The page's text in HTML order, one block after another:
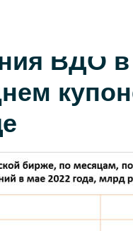
ВДО в